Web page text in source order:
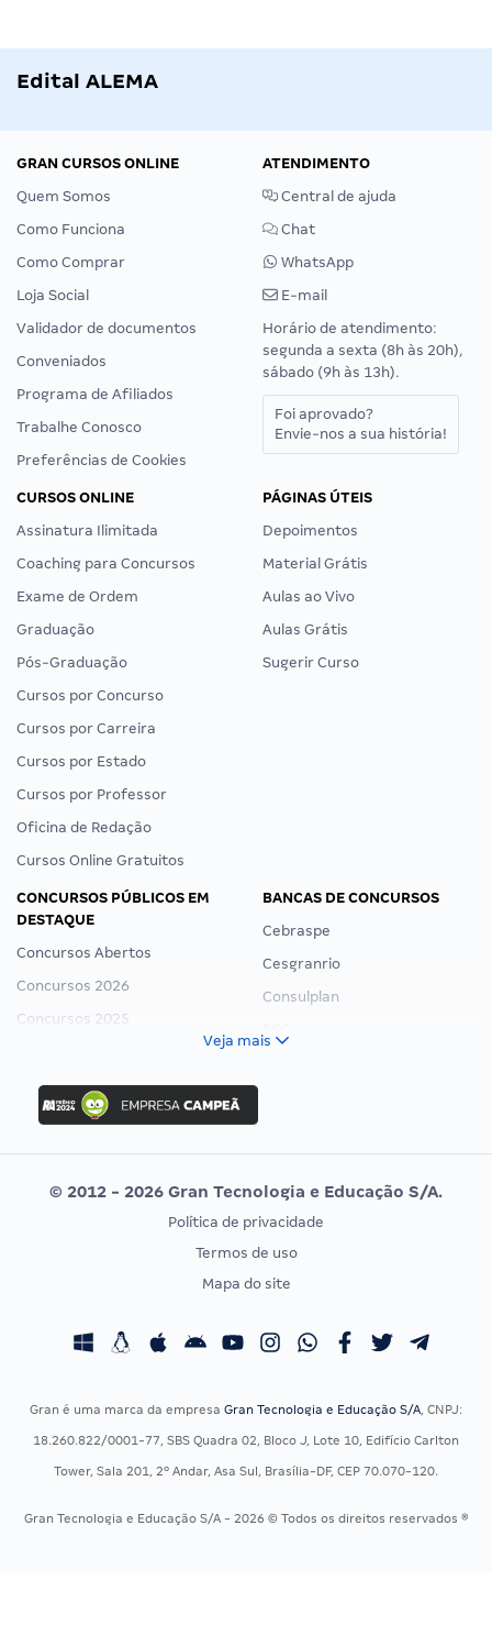
Edital ALEMA
GRAN CURSOS ONLINE
Quem Somos
Como Funciona
Como Comprar
Loja Social
Validador de documentos
Conveniados
Programa de Afiliados
Trabalhe Conosco
Preferências de Cookies
ATENDIMENTO
Central de ajuda
Chat
WhatsApp
E-mail
Horário de atendimento:
segunda a sexta (8h às 20h),
sábado (9h às 13h).
Foi aprovado?
Envie-nos a sua história!
CURSOS ONLINE
Assinatura Ilimitada
Coaching para Concursos
Exame de Ordem
Graduação
Pós-Graduação
Cursos por Concurso
Cursos por Carreira
Cursos por Estado
Cursos por Professor
Oficina de Redação
Cursos Online Gratuitos
PÁGINAS ÚTEIS
Depoimentos
Material Grátis
Aulas ao Vivo
Aulas Grátis
Sugerir Curso
CONCURSOS PÚBLICOS EM
DESTAQUE
Concursos Abertos
Concursos 2026
Concursos 2025
Concurso Ibama
Concurso MPU
Editais publicados
BANCAS DE CONCURSOS
Cebraspe
Cesgranrio
Consulplan
Vunesp
CONCURSOS POR PROFISSÃO
Concursos Fiscais
Concursos Saúde
Residência Multiprofissional
EXAME DE ORDEM
Calendário OAB
Veja mais
© 2012 - 2026 Gran Tecnologia e Educação S/A.
Política de privacidade
Termos de uso
Mapa do site
Gran é uma marca da empresa Gran Tecnologia e Educação S/A, CNPJ:
18.260.822/0001-77, SBS Quadra 02, Bloco J, Lote 10, Edifício Carlton
Tower, Sala 201, 2º Andar, Asa Sul, Brasília-DF, CEP 70.070-120.
Gran Tecnologia e Educação S/A - 2026 © Todos os direitos reservados ®